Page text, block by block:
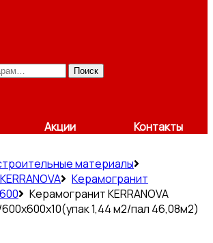
Поиск
Акции Контакты
материалы
KERRANOVA
Керамогранит
Керамогранит KERRANOVA
1,44 м2/пал 46,08м2)